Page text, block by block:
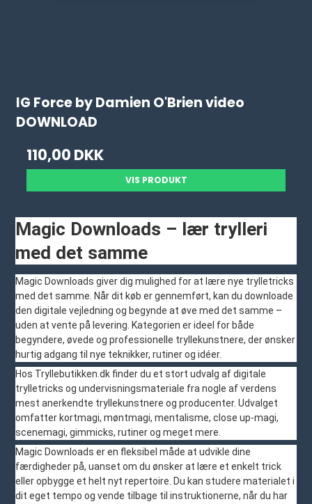
IG Force by Damien O'Brien video
DOWNLOAD
110,00 DKK
VIS PRODUKT
Magic Downloads – lær trylleri
med det samme
Magic Downloads giver dig mulighed for at lære nye trylletricks
med det samme. Når dit køb er gennemført, kan du downloade
den digitale vejledning og begynde at øve med det samme –
uden at vente på levering. Kategorien er ideel for både
begyndere, øvede og professionelle tryllekunstnere, der ønsker
hurtig adgang til nye teknikker, rutiner og idéer.
Hos Tryllebutikken.dk finder du et stort udvalg af digitale
trylletricks og undervisningsmateriale fra nogle af verdens
mest anerkendte tryllekunstnere og producenter. Udvalget
omfatter kortmagi, møntmagi, mentalisme, close up-magi,
scenemagi, gimmicks, rutiner og meget mere.
Magic Downloads er en fleksibel måde at udvikle dine
færdigheder på, uanset om du ønsker at lære et enkelt trick
eller opbygge et helt nyt repertoire. Du kan studere materialet i
dit eget tempo og vende tilbage til instruktionerne, når du har